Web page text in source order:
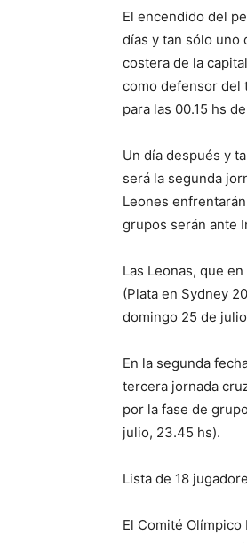
El encendido del
días y tan sólo uno
costera de la
como defensor del
para las 00.15 hs
Un día después y
será la segunda
Leones
grupos serán ante
Las Leonas, que
(Plata en Sydney
domingo 25 de
En la segunda
tercera jornada
por la fase de
julio, 23.45 hs).
Lista de 18
El Comité